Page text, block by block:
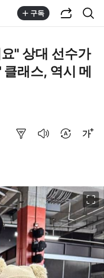
구독
" 상대 선수가
래스, 역시 메